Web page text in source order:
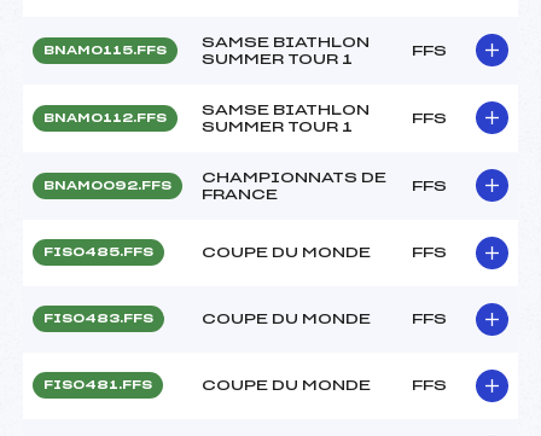
BNAM0115.FFS
SAMSE BIATHLON
SUMMER TOUR 1
FFS
BNAM0112.FFS
SAMSE BIATHLON
SUMMER TOUR 1
FFS
BNAM0092.FFS
CHAMPIONNATS DE
FRANCE
FFS
FIS0485.FFS COUPE DU MONDE FFS
FIS0483.FFS COUPE DU MONDE FFS
FIS0481.FFS COUPE DU MONDE FFS